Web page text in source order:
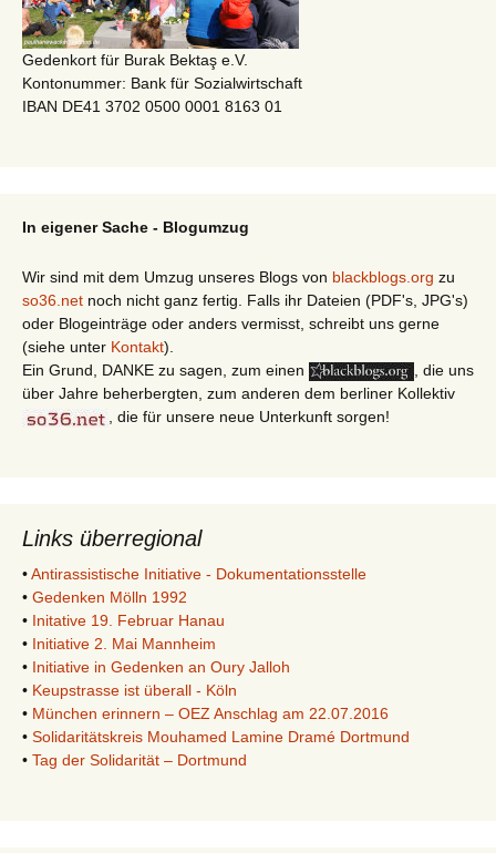
Gedenkort für Burak Bektaş e.V.
Kontonummer: Bank für Sozialwirtschaft
IBAN DE41 3702 0500 0001 8163 01
In eigener Sache - Blogumzug
Wir sind mit dem Umzug unseres Blogs von blackblogs.org zu
so36.net noch nicht ganz fertig. Falls ihr Dateien (PDF's, JPG's)
oder Blogeinträge oder anders vermisst, schreibt uns gerne
(siehe unter Kontakt).
Ein Grund, DANKE zu sagen, zum einen
, die uns
über Jahre beherbergten, zum anderen dem berliner Kollektiv
, die für unsere neue Unterkunft sorgen!
Links überregional
•Antirassistische Initiative - Dokumentationsstelle
• Gedenken Mölln 1992
• Initative 19. Februar Hanau
• Initiative 2. Mai Mannheim
• Initiative in Gedenken an Oury Jalloh
• Keupstrasse ist überall - Köln
• München erinnern – OEZ Anschlag am 22.07.2016
• Solidaritätskreis Mouhamed Lamine Dramé Dortmund
• Tag der Solidarität – Dortmund